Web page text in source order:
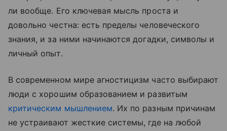
ли вообще. Его ключевая мысль проста и
довольно честна: есть пределы человеческого
знания, и за ними начинаются догадки, символы и
личный опыт.
В современном мире агностицизм часто выбирают
люди с хорошим образованием и развитым
критическим мышлением. Их по разным причинам
не устраивают жесткие системы, где на любой